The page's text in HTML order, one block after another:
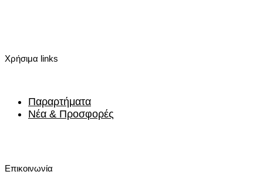
Χρήσιμα links
Παραρτήματα
Νέα & Προσφορές
Επικοινωνία